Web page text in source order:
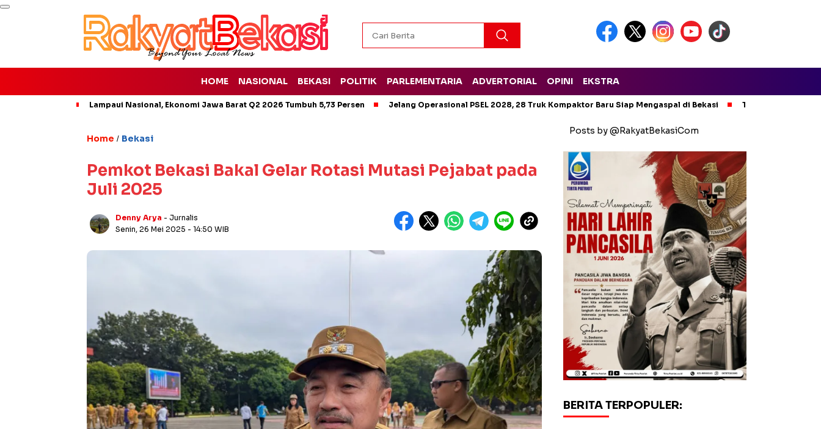
HOME NASIONAL BEKASI POLITIK PARLEMENTARIA ADVERTORIAL OPINI EKSTRA
Lampaui Nasional, Ekonomi Jawa Barat Q2 2026 Tumbuh 5,73 Persen Jelang Operasional PSEL 2028, 28 Truk Kompaktor Baru Siap Mengaspal di Bekasi Tak Ada
Home / Bekasi
Pemkot Bekasi Bakal Gelar Rotasi Mutasi Pejabat pada
Juli 2025
Denny Arya - Jurnalis
Senin, 26 Mei 2025 - 14:50 WIB
Posts by @RakyatBekasiCom
BERITA TERPOPULER: